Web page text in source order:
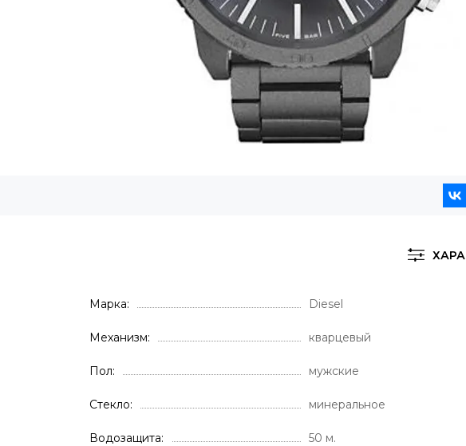
Марка Diesel
Механизм кварцевый
Пол мужские
Стекло минеральное
Водозащита 50 м.